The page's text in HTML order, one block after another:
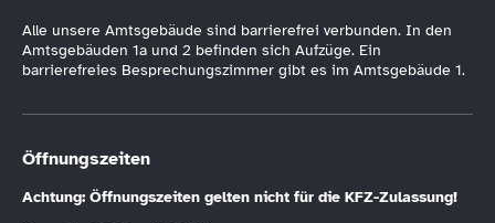
Alle unsere Amtsgebäude sind barrierefrei verbunden. In den
Amtsgebäuden 1a und 2 befinden sich Aufzüge. Ein
barrierefreies Besprechungszimmer gibt es im Amtsgebäude 1.
Öffnungszeiten
Achtung: Öffnungszeiten gelten nicht für die KFZ-Zulassung!